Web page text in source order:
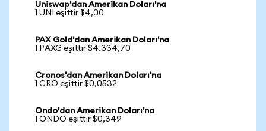
Uniswap'dan Amerikan Doları'na
1 UNI eşittir $4,00
PAX Gold'dan Amerikan Doları'na
1 PAXG eşittir $4.334,70
Cronos'dan Amerikan Doları'na
1 CRO eşittir $0,0532
Ondo'dan Amerikan Doları'na
1 ONDO eşittir $0,349